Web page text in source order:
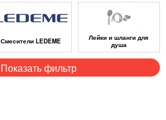
Смесители LEDEME
Лейки и шланги для
душа
Показать фильтр